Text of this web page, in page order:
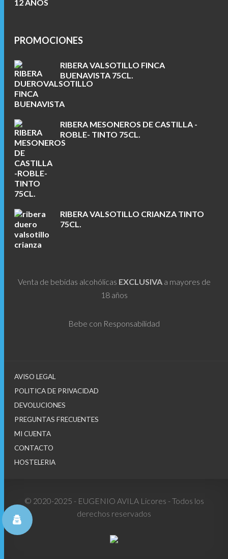
PROMOCIONES
RIBERA VALSOTILLO FINCA
BUENAVISTA 75CL.
RIBERA MESONEROS DE CASTILLA -
ROBLE- TINTO 75CL.
RIBERA VALSOTILLO CRIANZA TINTO
75CL.
Venta de bebidas alcohólicas EXCLUSIVAa mayores de
18 años
Bebe con Responsabilidad
AVISO LEGAL
POLITICA DE PRIVACIDAD
DEVOLUCIONES
PREGUNTAS FRECUENTES
MI CUENTA
CONTACTO
HOSTELERIA
© 2020-2025 - EUGENIO AVILA Licores - Todos los
derechos reservados